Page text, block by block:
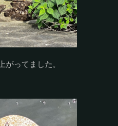
がってました。